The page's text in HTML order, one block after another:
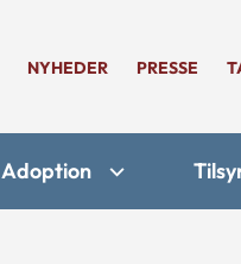
NYHEDER PRESSE
Adoption